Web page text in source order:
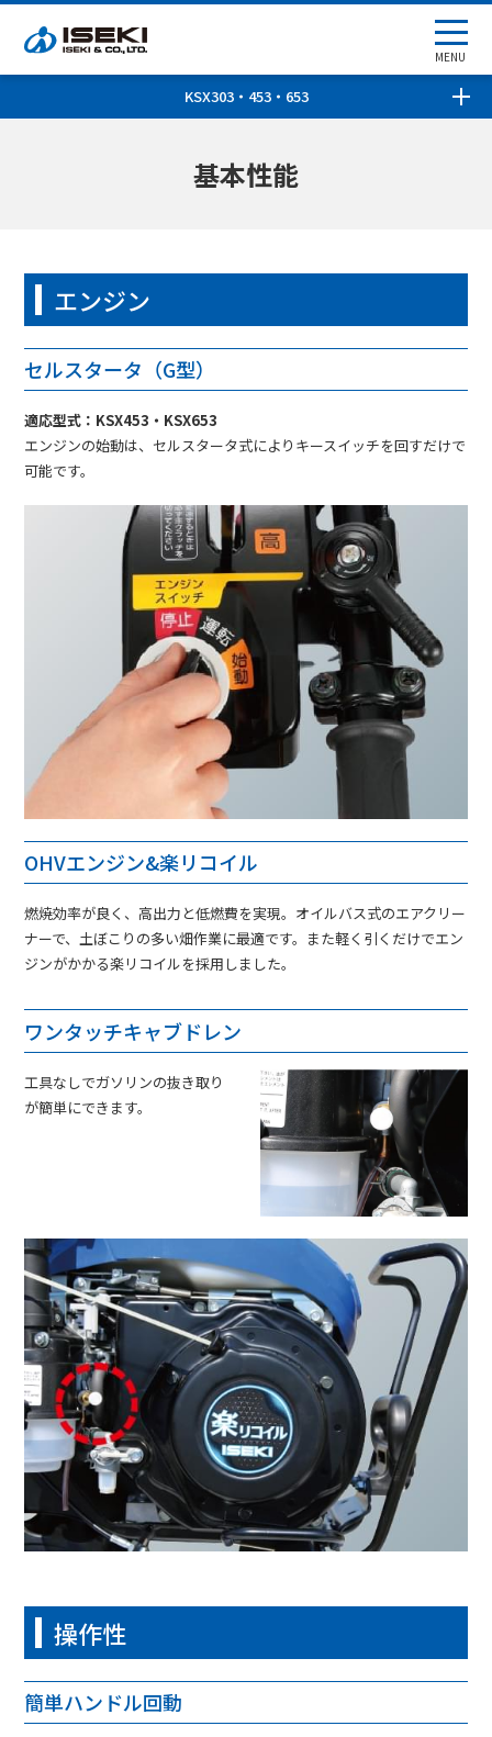
MENU
KSX303・453・653
基本性能
エンジン
セルスタータ（G型）
適応型式：KSX453・KSX653
エンジンの始動は、セルスタータ式によりキースイッチを回すだけで
可能です。
OHVエンジン&楽リコイル
燃焼効率が良く、高出力と低燃費を実現。オイルバス式のエアクリー
ナーで、土ぼこりの多い畑作業に最適です。また軽く引くだけでエン
ジンがかかる楽リコイルを採用しました。
ワンタッチキャブドレン
工具なしでガソリンの抜き取り
が簡単にできます。
操作性
簡単ハンドル回動